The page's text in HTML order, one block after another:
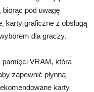
biorąc pod uwagę
karty graficzne z obsługą
dla graczy.
pamięci VRAM, która
zapewnić płynną
karty